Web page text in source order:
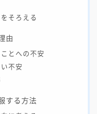
そろえる
由
とへの不安
不安
する方法